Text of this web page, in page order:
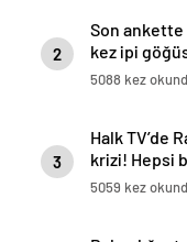
2
Son ankette
kez ipi
Yavaş oldu
5088 kez
3
Halk TV’de
krizi! Hepsi
5059 kez